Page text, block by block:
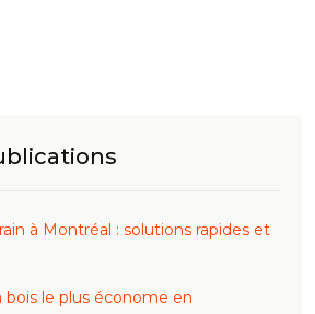
à Montréal : solutions rapides et
bois le plus économe en